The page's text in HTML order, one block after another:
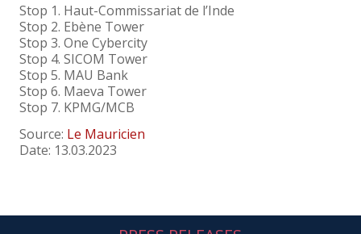
Stop 1. Haut-Commissariat de l’Inde
Stop 2. Ebène Tower
Stop 3. One Cybercity
Stop 4. SICOM Tower
Stop 5. MAU Bank
Stop 6. Maeva Tower
Stop 7. KPMG/MCB
Source: Le Mauricien
Date: 13.03.2023